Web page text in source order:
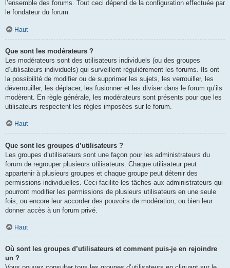
l’ensemble des forums. Tout ceci dépend de la configuration effectuée par
le fondateur du forum.
Haut
Que sont les modérateurs ?
Les modérateurs sont des utilisateurs individuels (ou des groupes
d’utilisateurs individuels) qui surveillent régulièrement les forums. Ils ont
la possibilité de modifier ou de supprimer les sujets, les verrouiller, les
déverrouiller, les déplacer, les fusionner et les diviser dans le forum qu’ils
modèrent. En règle générale, les modérateurs sont présents pour que les
utilisateurs respectent les règles imposées sur le forum.
Haut
Que sont les groupes d’utilisateurs ?
Les groupes d’utilisateurs sont une façon pour les administrateurs du
forum de regrouper plusieurs utilisateurs. Chaque utilisateur peut
appartenir à plusieurs groupes et chaque groupe peut détenir des
permissions individuelles. Ceci facilite les tâches aux administrateurs qui
pourront modifier les permissions de plusieurs utilisateurs en une seule
fois, ou encore leur accorder des pouvoirs de modération, ou bien leur
donner accès à un forum privé.
Haut
Où sont les groupes d’utilisateurs et comment puis-je en rejoindre
un ?